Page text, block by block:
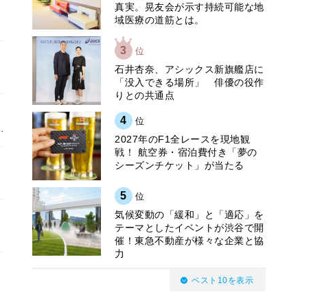
真実。晃友会が示す持続可能な地
域医療の道筋とは。
3 位
石井杏奈、アシックス新旗艦店に
「没入できる場所」 俳優の役作
りとの共通点
4 位
2027年のF1全レースを現地観
戦！ 航空券・宿泊費付き「夢の
シーズンチケット」が当たる
5 位
気候変動の「緩和」と「適応」を
テーマとしたイベントが渋谷で開
催！東急不動産が様々な企業と協
力
ベスト10を表示